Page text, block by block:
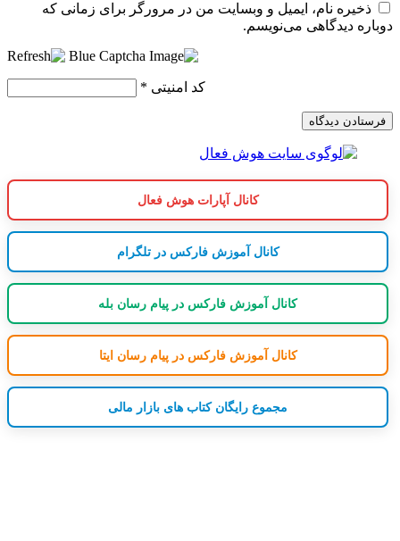
ذخیره نام، ایمیل و وبسایت من در مرورگر برای زمانی که
دوباره دیدگاهی می‌نویسم.
کد امنیتی *
کانال آپارات هوش فعال
کانال آموزش فارکس در تلگرام
کانال آموزش فارکس در پیام رسان بله
کانال آموزش فارکس در پیام رسان ایتا
مجموع رایگان کتاب های بازار مالی